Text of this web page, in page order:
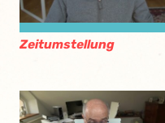
Zeitumstellung